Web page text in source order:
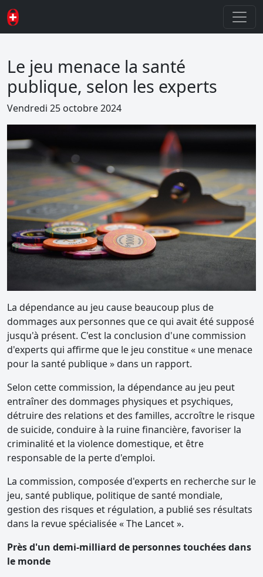
Le jeu menace la santé
publique, selon les experts
Vendredi 25 octobre 2024
La dépendance au jeu cause beaucoup plus de
dommages aux personnes que ce qui avait été supposé
jusqu'à présent. C'est la conclusion d'une commission
d'experts qui affirme que le jeu constitue « une menace
pour la santé publique » dans un rapport.
Selon cette commission, la dépendance au jeu peut
entraîner des dommages physiques et psychiques,
détruire des relations et des familles, accroître le risque
de suicide, conduire à la ruine financière, favoriser la
criminalité et la violence domestique, et être
responsable de la perte d'emploi.
La commission, composée d'experts en recherche sur le
jeu, santé publique, politique de santé mondiale,
gestion des risques et régulation, a publié ses résultats
dans la revue spécialisée « The Lancet ».
Près d'un demi-milliard de personnes touchées dans
le monde